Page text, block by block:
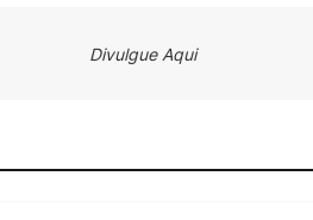
Divulgue Aqui